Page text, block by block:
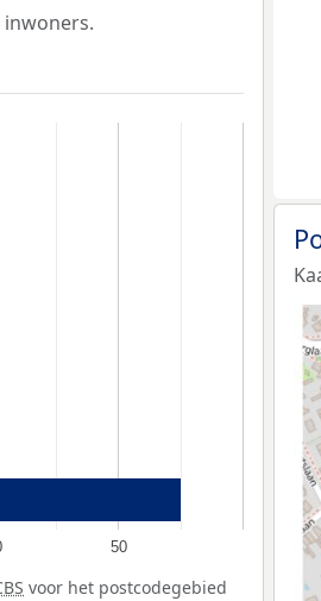
50
voor het postcodegebied